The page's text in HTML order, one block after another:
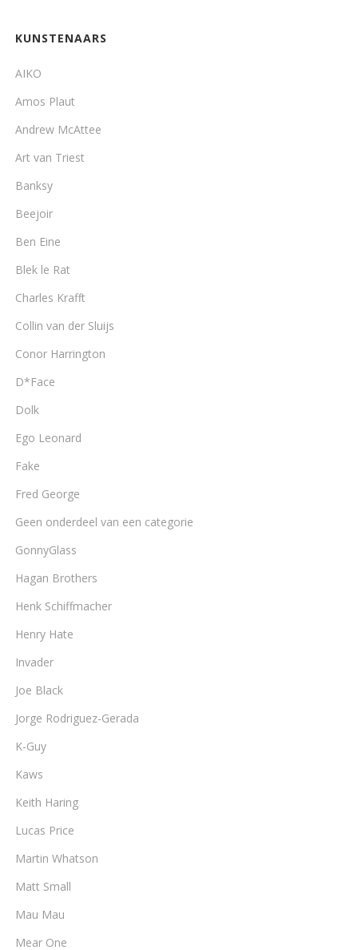
KUNSTENAARS
AIKO
Amos Plaut
Andrew McAttee
Art van Triest
Banksy
Beejoir
Ben Eine
Blek le Rat
Charles Krafft
Collin van der Sluijs
Conor Harrington
D*Face
Dolk
Ego Leonard
Fake
Fred George
Geen onderdeel van een categorie
GonnyGlass
Hagan Brothers
Henk Schiffmacher
Henry Hate
Invader
Joe Black
Jorge Rodriguez-Gerada
K-Guy
Kaws
Keith Haring
Lucas Price
Martin Whatson
Matt Small
Mau Mau
Mear One